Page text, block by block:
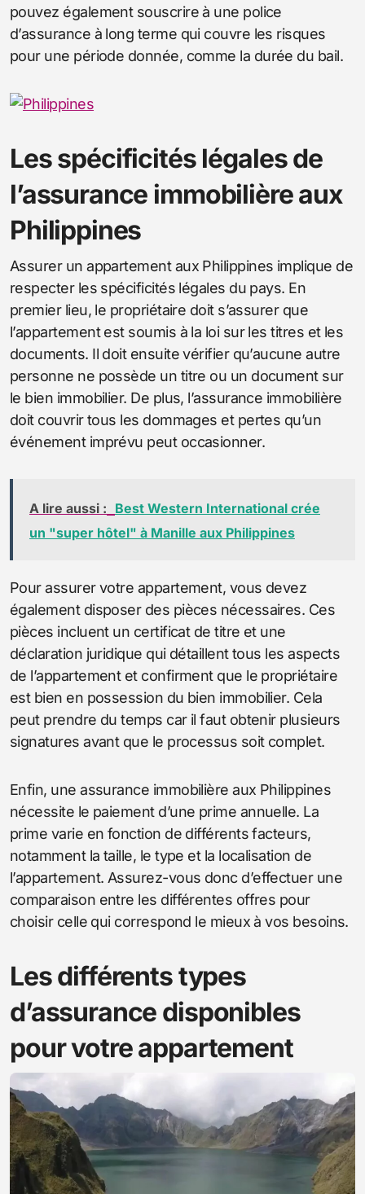
pouvez également souscrire à une police
d’assurance à long terme qui couvre les risques
pour une période donnée, comme la durée du bail.
Les spécificités légales de
l’assurance immobilière aux
Philippines
Assurer un appartement aux Philippines implique de
respecter les spécificités légales du pays. En
premier lieu, le propriétaire doit s’assurer que
l’appartement est soumis à la loi sur les titres et les
documents. Il doit ensuite vérifier qu’aucune autre
personne ne possède un titre ou un document sur
le bien immobilier. De plus, l’assurance immobilière
doit couvrir tous les dommages et pertes qu’un
événement imprévu peut occasionner.
A lire aussi : Best Western International crée
un "super hôtel" à Manille aux Philippines
Pour assurer votre appartement, vous devez
également disposer des pièces nécessaires. Ces
pièces incluent un certificat de titre et une
déclaration juridique qui détaillent tous les aspects
de l’appartement et confirment que le propriétaire
est bien en possession du bien immobilier. Cela
peut prendre du temps car il faut obtenir plusieurs
signatures avant que le processus soit complet.
Enfin, une assurance immobilière aux Philippines
nécessite le paiement d’une prime annuelle. La
prime varie en fonction de différents facteurs,
notamment la taille, le type et la localisation de
l’appartement. Assurez-vous donc d’effectuer une
comparaison entre les différentes offres pour
choisir celle qui correspond le mieux à vos besoins.
Les différents types
d’assurance disponibles
pour votre appartement